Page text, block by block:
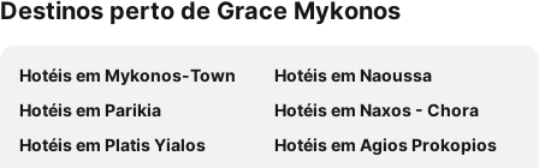
Destinos perto de Grace Mykonos
Hotéis em Mykonos-Town
Hotéis em Naoussa
Hotéis em Parikia
Hotéis em Naxos - Chora
Hotéis em Platis Yialos
Hotéis em Agios Prokopios